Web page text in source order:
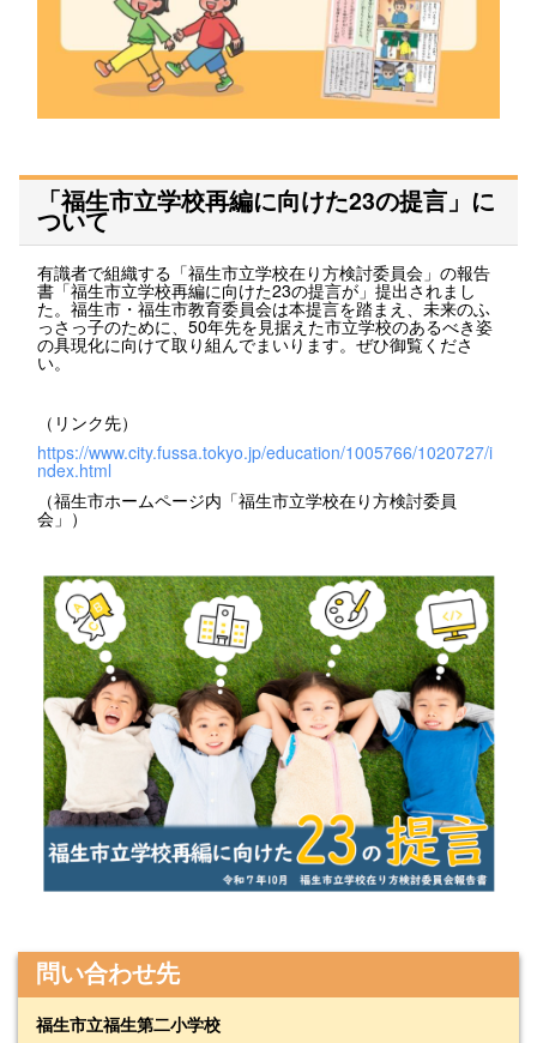
「福生市立学校再編に向けた23の提言」に
ついて
有識者で組織する「福生市立学校在り方検討委員会」の報告
書「福生市立学校再編に向けた23の提言が」提出されまし
た。福生市・福生市教育委員会は本提言を踏まえ、未来のふ
っさっ子のために、50年先を見据えた市立学校のあるべき姿
の具現化に向けて取り組んでまいります。ぜひ御覧くださ
い。
（リンク先）
https://www.city.fussa.tokyo.jp/education/1005766/1020727/i
ndex.html
（福生市ホームページ内「福生市立学校在り方検討委員
会」）
問い合わせ先
福生市立福生第二小学校